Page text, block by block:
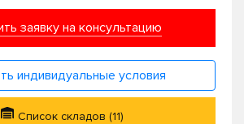
заявку на консультацию
индивидуальные условия
Список складов (11)